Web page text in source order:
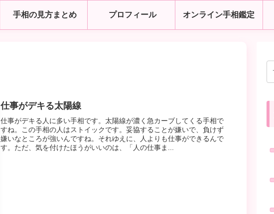
手相の見方まとめ プロフィール オンライン手相鑑定
仕事がデキる太陽線
仕事がデキる人に多い手相です。太陽線が濃く急カーブしてくる手相で
すね。この手相の人はストイックです。妥協することが嫌いで、負けず
嫌いなところが強いんですね。それゆえに、人よりも仕事ができるんで
す。ただ、気を付けたほうがいいのは、「人の仕事ま...